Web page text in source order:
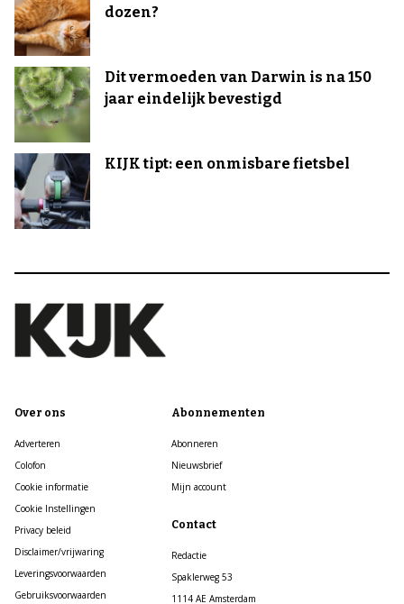
dozen?
Dit vermoeden van Darwin is na 150
jaar eindelijk bevestigd
KIJK tipt: een onmisbare fietsbel
Over ons
Adverteren
Colofon
Cookie informatie
Cookie Instellingen
Privacy beleid
Disclaimer/vrijwaring
Leveringsvoorwaarden
Gebruiksvoorwaarden
Abonnementen
Abonneren
Nieuwsbrief
Mijn account
Contact
Redactie
Spaklerweg 53
1114 AE Amsterdam